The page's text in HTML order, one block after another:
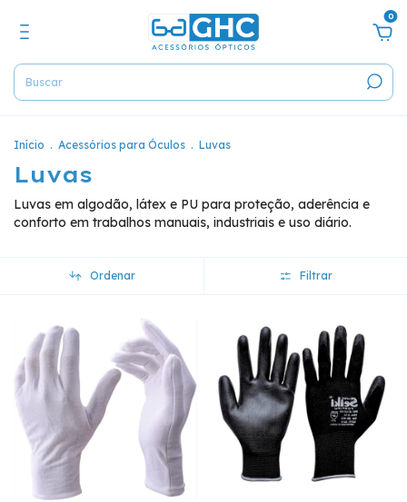
0
Início . Acessórios para Óculos . Luvas
Luvas
Luvas em algodão, látex e PU para proteção, aderência e
conforto em trabalhos manuais, industriais e uso diário.
Ordenar Filtrar